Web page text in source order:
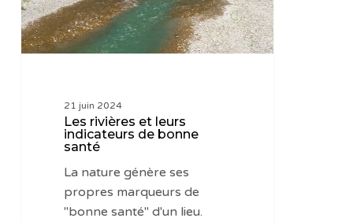
bonne
santé
21 juin 2024
Les rivières et leurs
indicateurs de bonne
santé
La nature génère ses
propres marqueurs de
"bonne santé" d'un lieu.